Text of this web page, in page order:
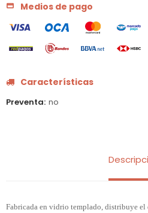
Medios de pago
Características
Preventa no
Fabricada en vidrio templado, distribuye el